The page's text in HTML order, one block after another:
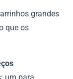
grandes
que os